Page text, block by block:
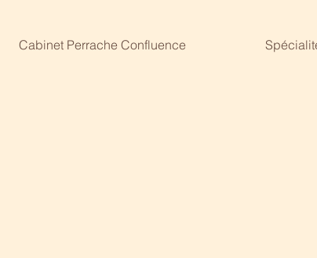
Cabinet Perrache Confluence